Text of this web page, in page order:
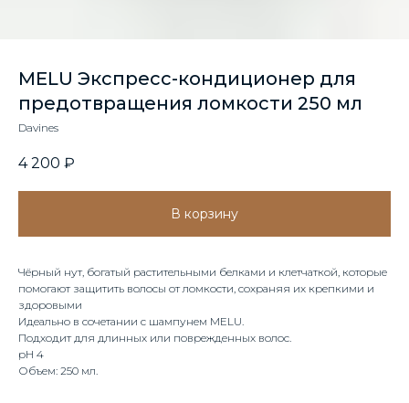
MELU Экспресс-кондиционер для
предотвращения ломкости 250 мл
Davines
4 200 ₽
В корзину
Чёрный нут, богатый растительными белками и клетчаткой, которые
помогают защитить волосы от ломкости, сохраняя их крепкими и
здоровыми
Идеально в сочетании с шампунем MELU.
Подходит для длинных или поврежденных волос.
рН 4
Объем: 250 мл.